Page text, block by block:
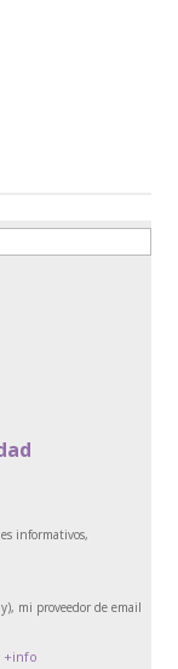
informativos,
mi proveedor de email
+info